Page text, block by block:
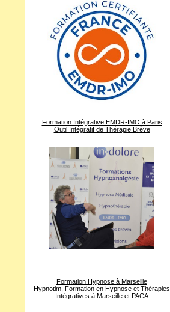
Formation Intégrative EMDR-IMO à Paris
Outil Intégratif de Thérapie Brève
-------------------
Formation Hypnose à Marseille
Hypnotim, Formation en Hypnose et Thérapies
Intégratives à Marseille et PACA